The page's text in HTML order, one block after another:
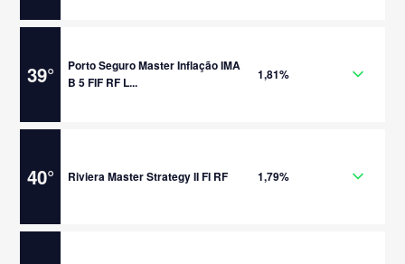
39°
Porto Seguro Master Inflação IMA
B 5 FIF RF L...
1,81%
40° Riviera Master Strategy II FI RF 1,79%